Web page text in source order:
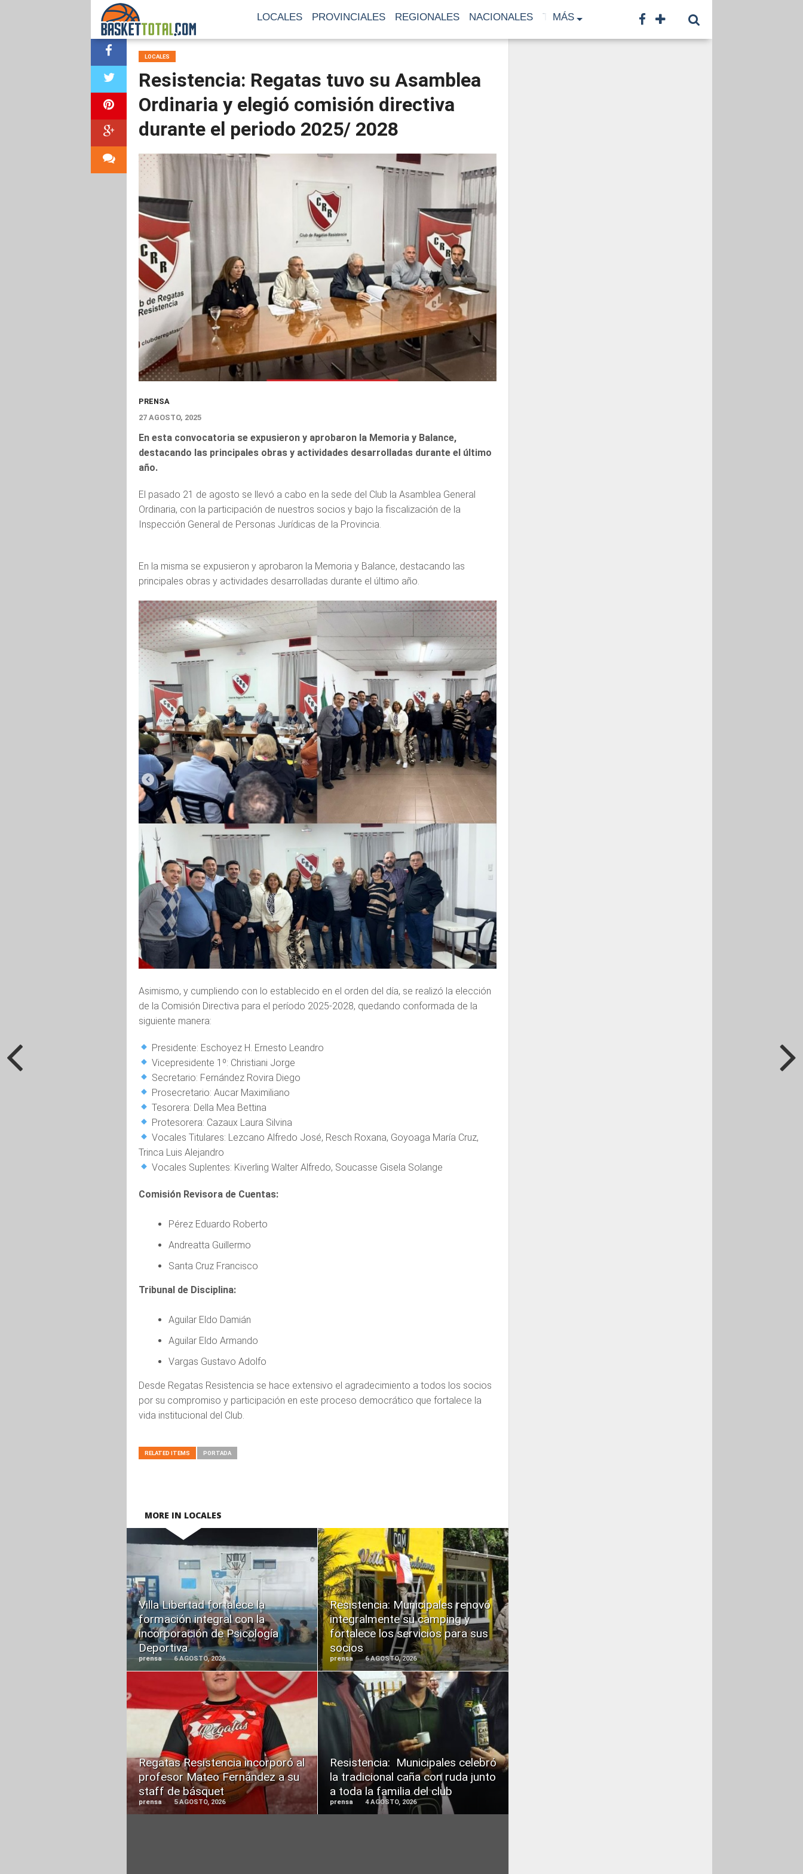
LOCALES PROVINCIALES REGIONALES NACIONALES TF TNA CONTACTO
MÁS
LOCALES
Resistencia: Regatas tuvo su Asamblea
Ordinaria y elegió comisión directiva
durante el periodo 2025/ 2028
PRENSA
27 AGOSTO, 2025
En esta convocatoria se expusieron y aprobaron la Memoria y Balance,
destacando las principales obras y actividades desarrolladas durante el último
año.
El pasado 21 de agosto se llevó a cabo en la sede del Club la Asamblea General
Ordinaria, con la participación de nuestros socios y bajo la fiscalización de la
Inspección General de Personas Jurídicas de la Provincia.
En la misma se expusieron y aprobaron la Memoria y Balance, destacando las
principales obras y actividades desarrolladas durante el último año.
Asimismo, y cumpliendo con lo establecido en el orden del día, se realizó la elección
de la Comisión Directiva para el período 2025-2028, quedando conformada de la
siguiente manera:
Presidente: Eschoyez H. Ernesto Leandro
Vicepresidente 1º: Christiani Jorge
Secretario: Fernández Rovira Diego
Prosecretario: Aucar Maximiliano
Tesorera: Della Mea Bettina
Protesorera: Cazaux Laura Silvina
Vocales Titulares: Lezcano Alfredo José, Resch Roxana, Goyoaga María Cruz,
Trinca Luis Alejandro
Vocales Suplentes: Kiverling Walter Alfredo, Soucasse Gisela Solange
Comisión Revisora de Cuentas:
Pérez Eduardo Roberto
Andreatta Guillermo
Santa Cruz Francisco
Tribunal de Disciplina:
Aguilar Eldo Damián
Aguilar Eldo Armando
Vargas Gustavo Adolfo
Desde Regatas Resistencia se hace extensivo el agradecimiento a todos los socios
por su compromiso y participación en este proceso democrático que fortalece la
vida institucional del Club.
RELATED ITEMS PORTADA
MORE IN LOCALES
Villa Libertad fortalece la
formación integral con la
incorporación de Psicología
Deportiva
prensa 6 AGOSTO, 2026
READ
MORE
Resistencia: Municipales renovó
integralmente su camping y
fortalece los servicios para sus
socios
prensa 6 AGOSTO, 2026
READ
MORE
Regatas Resistencia incorporó al
profesor Mateo Fernández a su
staff de básquet
prensa 5 AGOSTO, 2026
READ
MORE
Resistencia: Municipales celebró
la tradicional caña con ruda junto
a toda la familia del club
prensa 4 AGOSTO, 2026
READ
MORE